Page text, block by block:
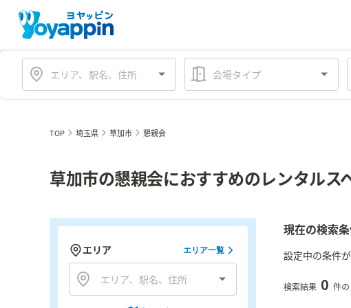
会場タイプ
TOP 埼玉県 草加市 懇親会
草加市の懇親会におすすめのレンタルス
現在の検索
設定中の条件
検索結果 0 件
エリア エリア一覧